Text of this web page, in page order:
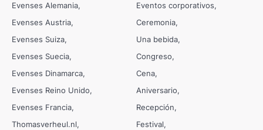
Evenses Alemania
Evenses Austria
Evenses Suiza
Evenses Suecia
Evenses Dinamarca
Evenses Reino Unido
Evenses Francia
Thomasverheul.nl
Eventos corporativos
Ceremonia
Una bebida
Congreso
Cena
Aniversario
Recepción
Festival